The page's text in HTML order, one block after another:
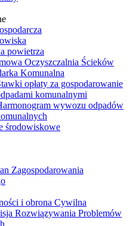
powietrza
Oczyszczalnia Ścieków
Komunalna
opłaty za gospodarowanie
komunalnymi
wywozu odpadów
środowiskowe
Zagospodarowania
i obrona Cywilna
Rozwiązywania Problemów